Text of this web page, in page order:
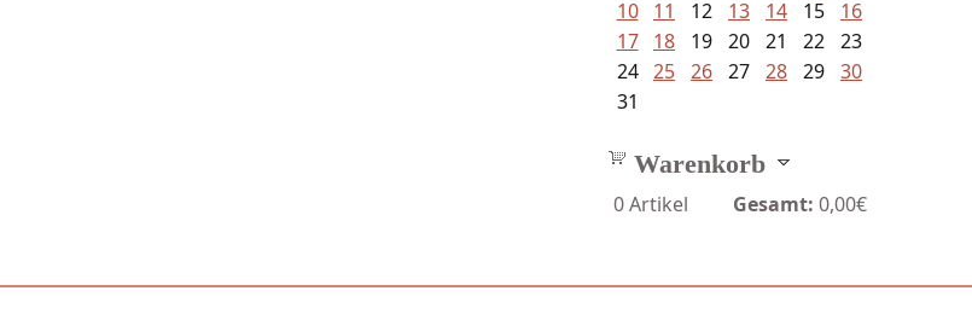
10
11 12 13 14 15
16
17
18 19 20 21 22 23
24 25 26 27 28 29 30
31
Warenkorb
0Artikel Gesamt: 0,00€